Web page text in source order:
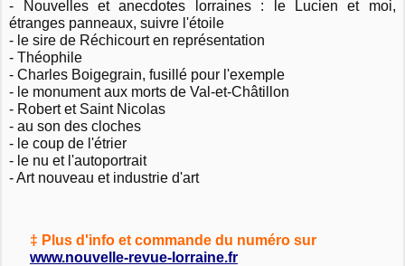
- Nouvelles et anecdotes lorraines : le Lucien et moi,
étranges panneaux, suivre l'étoile
- le sire de Réchicourt en représentation
- Théophile
- Charles Boigegrain, fusillé pour l'exemple
- le monument aux morts de Val-et-Châtillon
- Robert et Saint Nicolas
- au son des cloches
- le coup de l'étrier
- le nu et l'autoportrait
- Art nouveau et industrie d'art
‡ Plus d'info et commande du numéro sur
www.nouvelle-revue-lorraine.fr